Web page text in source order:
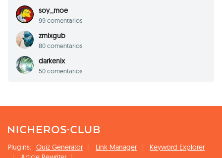
soy_moe
99 comentarios
zmixgub
80 comentarios
darkenix
50 comentarios
Plugins: Quiz Generator Link Manager
Keyword Explorer